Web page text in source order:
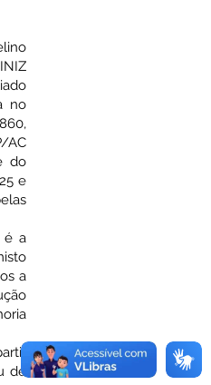
no
AC
do
e
é a
a
de